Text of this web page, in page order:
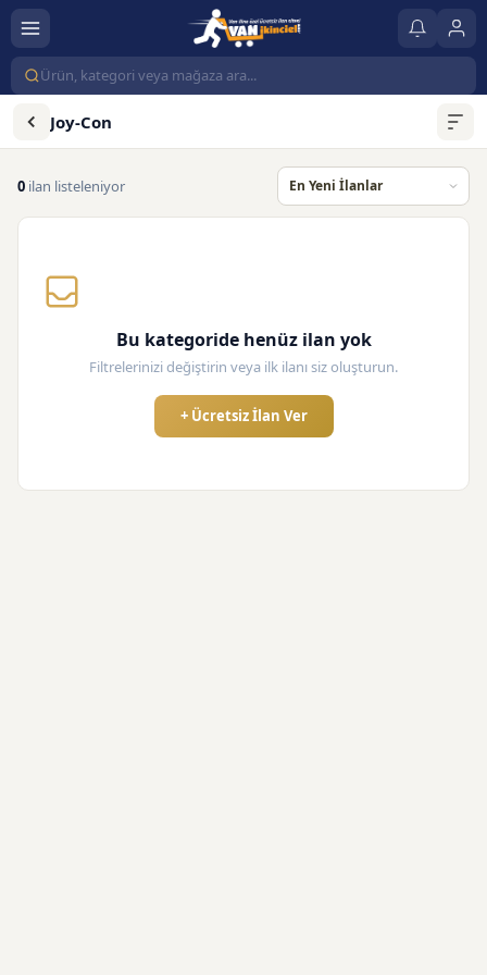
Joy-Con
0 ilan listeleniyor
Bu kategoride henüz ilan yok
Filtrelerinizi değiştirin veya ilk ilanı siz oluşturun.
+ Ücretsiz İlan Ver